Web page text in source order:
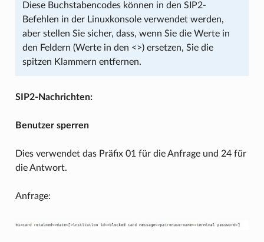
Diese Buchstabencodes können in den SIP2-
Befehlen in der Linuxkonsole verwendet werden,
aber stellen Sie sicher, dass, wenn Sie die Werte in
den Feldern (Werte in den <>) ersetzen, Sie die
spitzen Klammern entfernen.
SIP2-Nachrichten:
Benutzer sperren
Dies verwendet das Präfix 01 für die Anfrage und 24 für
die Antwort.
Anfrage: